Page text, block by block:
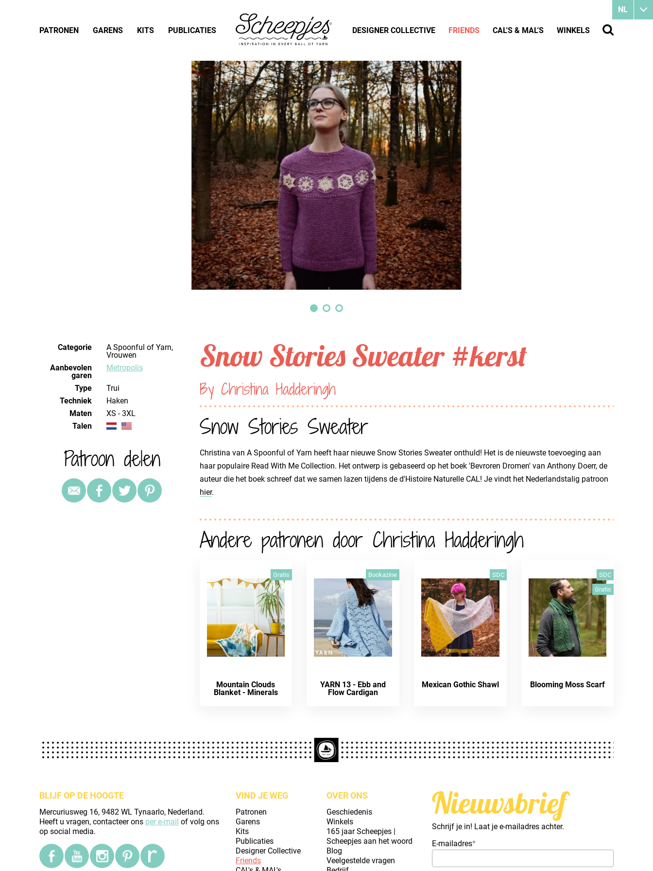
Categorie
A Spoonful of Yarn,
Vrouwen
Aanbevolen
garen
Metropolis
Type
Trui
Techniek
haken
Maten
XS - 3XL
Talen
Patroon delen
Snow Stories Sweater #kerst
By Christina Hadderingh
Snow Stories Sweater
Christina van A Spoonful of Yarn heeft haar nieuwe Snow Stories Sweater onthuld! Het is de nieuwste toevoeging aan
haar populaire Read With Me Collection. Het ontwerp is gebaseerd op het boek 'Bevroren Dromen' van Anthony Doerr, de
auteur die het boek schreef dat we samen lazen tijdens de d'Histoire Naturelle CAL! Je vindt het Nederlandstalig patroon
hier.
Andere patronen door Christina Hadderingh
Gratis
Mountain Clouds
Blanket - Minerals
Bookazine
YARN 13 - Ebb and
Flow Cardigan
SDC
Mexican Gothic Shawl
SDC
Gratis
Blooming Moss Scarf
BLIJF OP DE HOOGTE
Mercuriusweg 16, 9482 WL Tynaarlo, Nederland.
Heeft u vragen, contacteer ons per e-mail of volg ons
op social media.
VIND JE WEG
Patronen
Garens
Kits
Publicaties
Designer Collective
Friends
OVER ONS
Geschiedenis
Winkels
165 jaar Scheepjes |
Scheepjes aan het woord
Blog
Veelgestelde vragen
Nieuwsbrief
Schrijf je in! Laat je e-mailadres achter.
E-mailadres*
NL
PATRONEN GARENS KITS PUBLICATIES DESIGNER COLLECTIVE FRIENDS CAL'S & MAL'S WINKELS